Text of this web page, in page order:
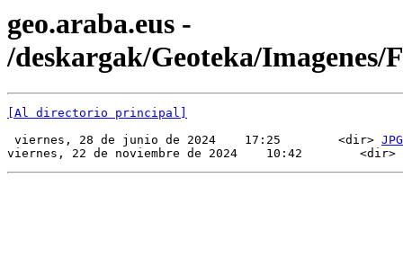
geo.araba.eus -
/deskargak/Geoteka/Imagenes/
[Al directorio principal]
viernes, 28 de junio de 2024    17:25        <dir> JPG
viernes, 22 de noviembre de 2024    10:42        <dir>